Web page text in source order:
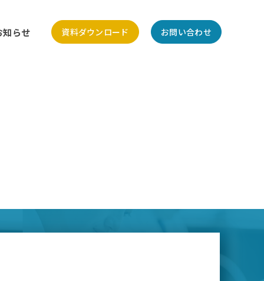
知らせ 資料ダウンロード お問い合わせ